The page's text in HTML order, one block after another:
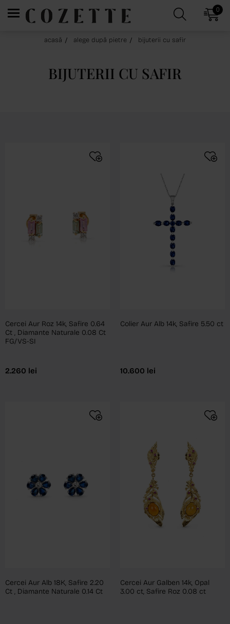
0
acasă alege după pietre bijuterii cu safir
BIJUTERII CU SAFIR
Cercei Aur Roz 14k, Safire 0.64
Ct , Diamante Naturale 0.08 Ct
FG/VS-SI
2.260 lei
Colier Aur Alb 14k, Safire 5.50 ct
10.600 lei
Cercei Aur Alb 18K, Safire 2.20
Ct , Diamante Naturale 0.14 Ct
Cercei Aur Galben 14k, Opal
3.00 ct, Safire Roz 0.08 ct